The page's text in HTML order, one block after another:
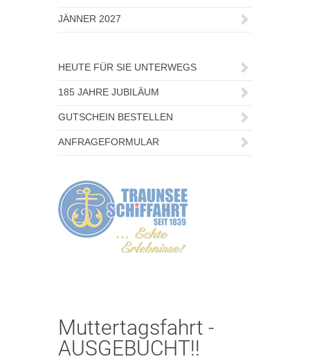
JÄNNER 2027
HEUTE FÜR SIE UNTERWEGS
185 JAHRE JUBILÄUM
GUTSCHEIN BESTELLEN
ANFRAGEFORMULAR
Muttertagsfahrt -
AUSGEBUCHT!!